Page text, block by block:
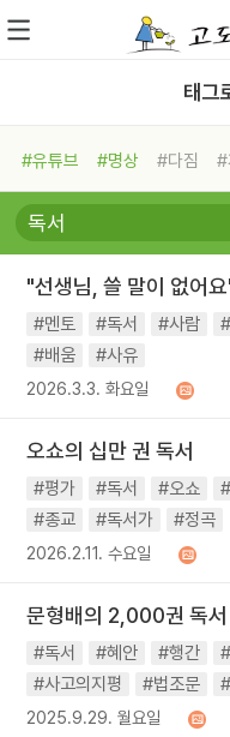
태그
#유튜브 #명상 #다짐 #
#비전캠프
#독서캠프 #삶
#희망
#나눔 #친구 #링
#독서
#건강 #면역력
"선생님, 쓸 말이 없어
#멘토 #독서 #사람
#배움
#사유
2026.3.3. 화요일
오쇼의 십만 권 독서
#평가 #독서 #오쇼
#종교
#독서가 #정곡
2026.2.11. 수요일
문형배의 2,000권 독서
#독서 #혜안 #행간
#사고의지평
#법조문
2025.9.29. 월요일